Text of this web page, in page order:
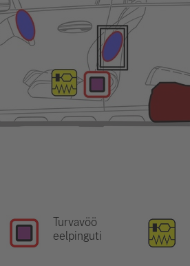
Turvavöö
eelpinguti